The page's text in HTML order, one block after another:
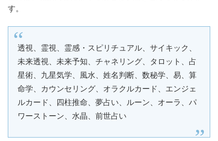
す。
透視、霊視、霊感・スピリチュアル、サイキック、
未来透視、未来予知、チャネリング、タロット、占
星術、九星気学、風水、姓名判断、数秘学、易、算
命学、カウンセリング、オラクルカード、エンジェ
ルカード、四柱推命、夢占い、ルーン、オーラ、パ
ワーストーン、水晶、前世占い